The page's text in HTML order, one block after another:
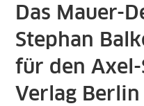
Das Mauer-
Stephan
für den
Verlag